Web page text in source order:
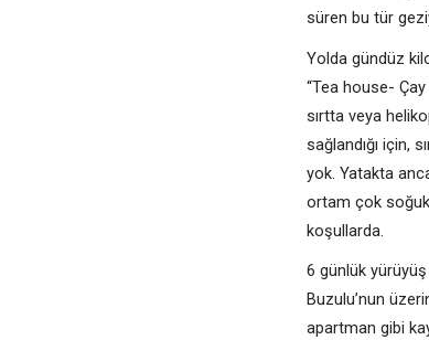
süren bu tür
Yolda gündüz
“Tea house-
sırtta veya
sağlandığı için,
yok. Yatakta
ortam çok
koşullarda.
6 günlük yürüyüş
Buzulu’nun
apartman gibi